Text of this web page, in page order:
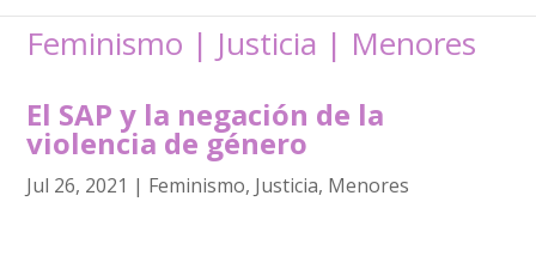
Feminismo | Justicia | Menores
El SAP y la negación de la
violencia de género
Jul 26, 2021 | Feminismo, Justicia, Menores